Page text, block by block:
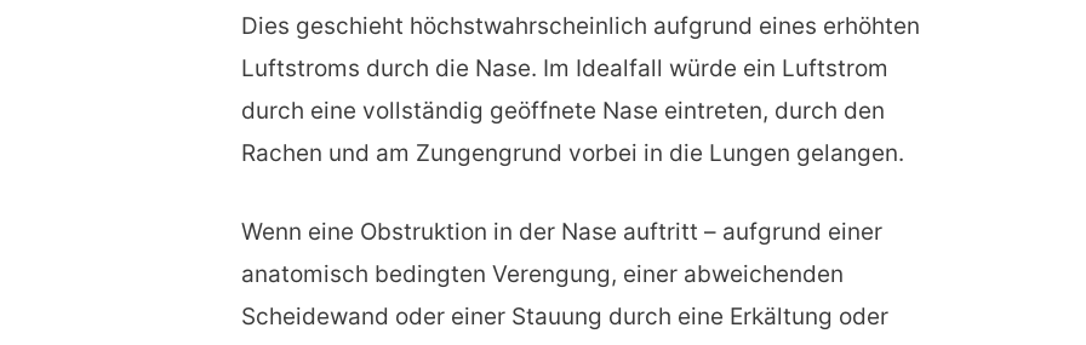
Dies geschieht höchstwahrscheinlich aufgrund eines erhöhten
Luftstroms durch die Nase. Im Idealfall würde ein Luftstrom
durch eine vollständig geöffnete Nase eintreten, durch den
Rachen und am Zungengrund vorbei in die Lungen gelangen.
Wenn eine Obstruktion in der Nase auftritt – aufgrund einer
anatomisch bedingten Verengung, einer abweichenden
Scheidewand oder einer Stauung durch eine Erkältung oder